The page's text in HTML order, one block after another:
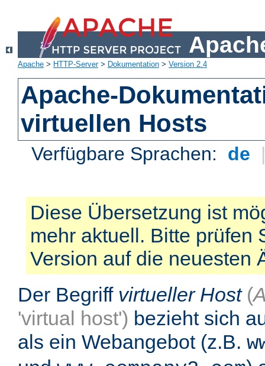
Apache > HTTP-Server> Dokumentation > Version 2.4
Apache-
virtuellen Hosts
Verfügbare Sprachen: de
Diese Übersetzung ist
mehr aktuell. Bitte prüfen
Version auf die neuesten
Der Begriff virtueller Host (
'virtual host') bezieht sich
als ein Webangebot (z.B.